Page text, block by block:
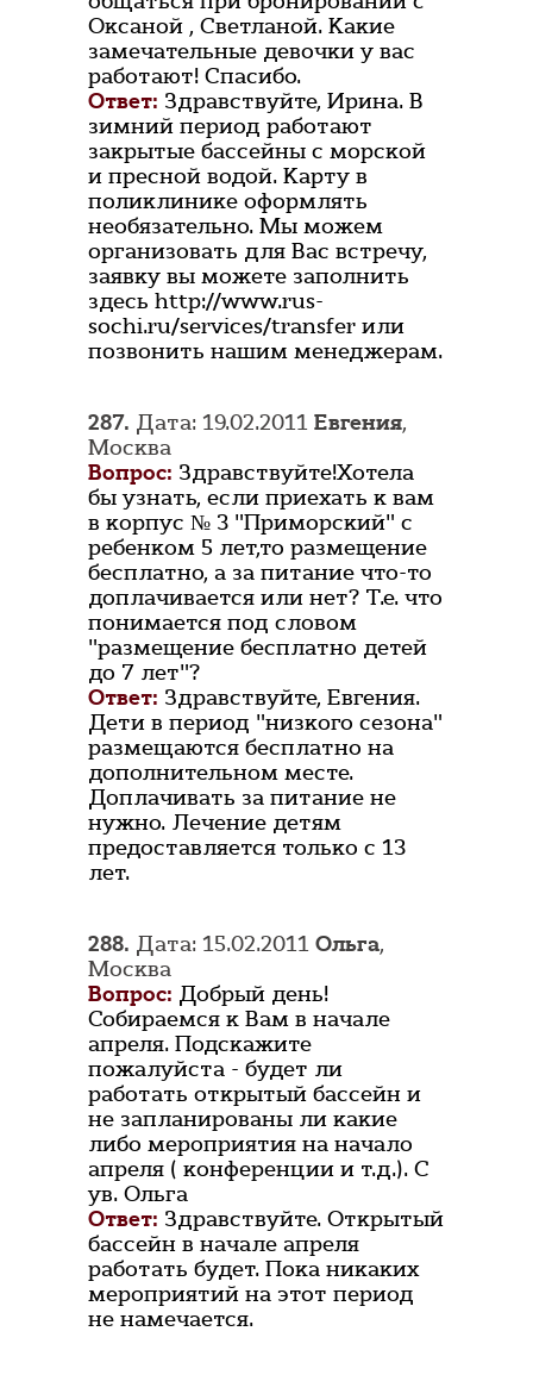
Оксаной , Светланой. Какие
замечательные девочки у вас
работают! Спасибо.
Ответ: Здравствуйте, Ирина. В
зимний период работают
закрытые бассейны с морской
и пресной водой. Карту в
поликлинике оформлять
необязательно. Мы можем
организовать для Вас встречу,
заявку вы можете заполнить
здесь http://www.rus-
sochi.ru/services/transfer или
позвонить нашим менеджерам.
287. Дата: 19.02.2011 Евгения,
Москва
Вопрос: Здравствуйте!Хотела
бы узнать, если приехать к вам
в корпус № 3 "Приморский" с
ребенком 5 лет,то размещение
бесплатно, а за питание что-то
доплачивается или нет? Т.е. что
понимается под словом
"размещение бесплатно детей
до 7 лет"?
Ответ: Здравствуйте, Евгения.
Дети в период "низкого сезона"
размещаются бесплатно на
дополнительном месте.
Доплачивать за питание не
нужно. Лечение детям
предоставляется только с 13
лет.
288. Дата: 15.02.2011 Ольга,
Москва
Вопрос: Добрый день!
Собираемся к Вам в начале
апреля. Подскажите
пожалуйста - будет ли
работать открытый бассейн и
не запланированы ли какие
либо мероприятия на начало
апреля ( конференции и т.д.). С
ув. Ольга
Ответ: Здравствуйте. Открытый
бассейн в начале апреля
работать будет. Пока никаких
мероприятий на этот период
не намечается.